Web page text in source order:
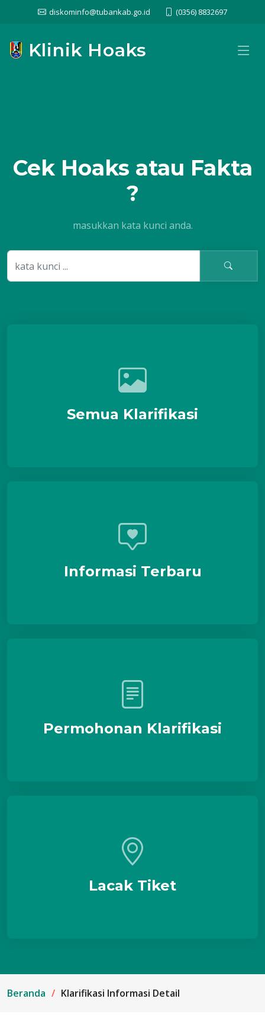
diskominfo@tubankab.go.id (0356) 8832697
Klinik Hoaks
Cek Hoaks atau Fakta
?
masukkan kata kunci anda.
Semua Klarifikasi
Informasi Terbaru
Permohonan Klarifikasi
Lacak Tiket
Beranda Klarifikasi Informasi Detail